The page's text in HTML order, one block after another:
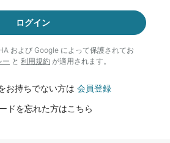
ログイン
および Google によって保護されてお
ー と 利用規約 が適用されます。
お持ちでない方は 会員登録
ドを忘れた方はこちら